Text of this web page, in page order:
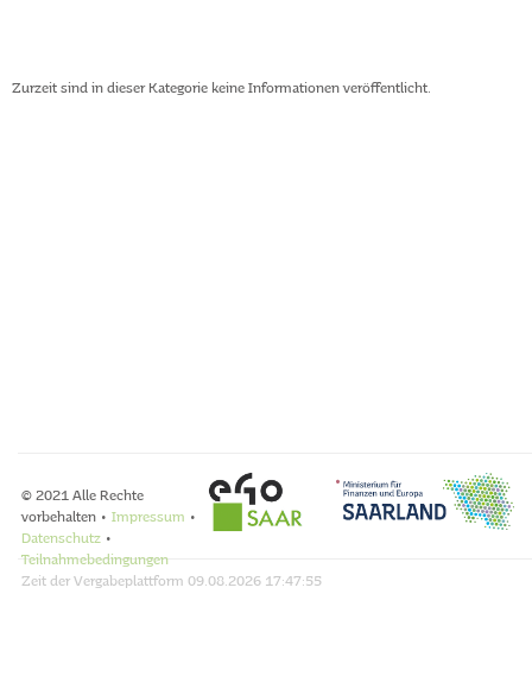
Zurzeit sind in dieser Kategorie keine Informationen veröffentlicht.
© 2021 Alle Rechte
vorbehalten • Impressum •
Datenschutz •
Teilnahmebedingungen
Zeit der Vergabeplattform 09.08.2026 17:47:55